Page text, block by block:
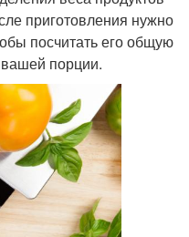
приготовления нужно
посчитать его общую
порции.